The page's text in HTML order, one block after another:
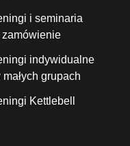
i seminaria
zamówienie
indywidualne
małych grupach
Kettlebell